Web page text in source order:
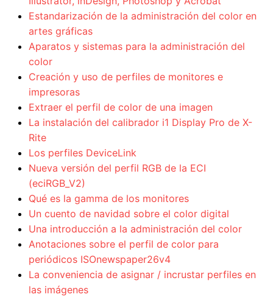
Estandarización de la administración del color en
artes gráficas
Aparatos y sistemas para la administración del
color
Creación y uso de perfiles de monitores e
impresoras
Extraer el perfil de color de una imagen
La instalación del calibrador i1 Display Pro de X-
Rite
Los perfiles DeviceLink
Nueva versión del perfil RGB de la ECI
(eciRGB_V2)
Qué es la gamma de los monitores
Un cuento de navidad sobre el color digital
Una introducción a la administración del color
Anotaciones sobre el perfil de color para
periódicos ISOnewspaper26v4
La conveniencia de asignar / incrustar perfiles en
las imágenes